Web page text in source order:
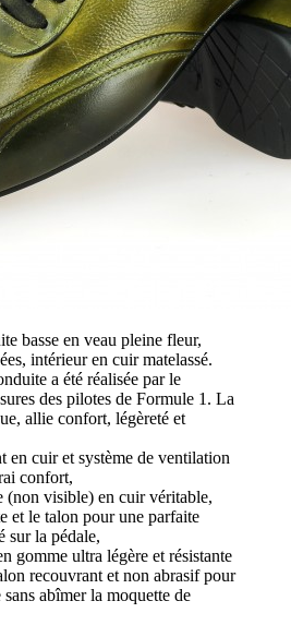
basse en veau pleine fleur,
intérieur en cuir matelassé.
a été réalisée par le
des pilotes de Formule 1. La
allie confort, légèreté et
en cuir et système de ventilation
confort,
(non visible) en cuir véritable,
et le talon pour une parfaite
sur la pédale,
gomme ultra légère et résistante
recouvrant et non abrasif pour
abîmer la moquette de